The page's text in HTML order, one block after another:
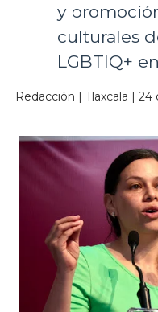
y
culturales
LGBTIQ+
Redacción | Tlaxcala |